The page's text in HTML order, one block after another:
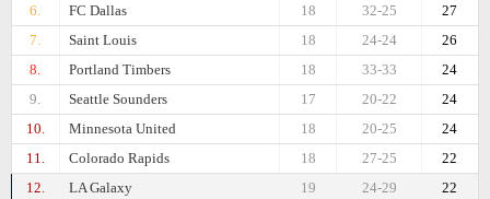
6.
FC Dallas 27
32-25
18
7.
Saint Louis 26
24-24
18
8.
Portland Timbers 24
33-33
18
9.
Seattle Sounders 24
20-22
17
10.
Minnesota United 24
20-25
18
11.
Colorado Rapids 22
27-25
18
12.
LA Galaxy 22
24-29
19